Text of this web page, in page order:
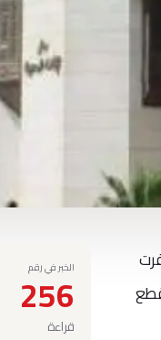
الخبر في رقم
256
قراءة